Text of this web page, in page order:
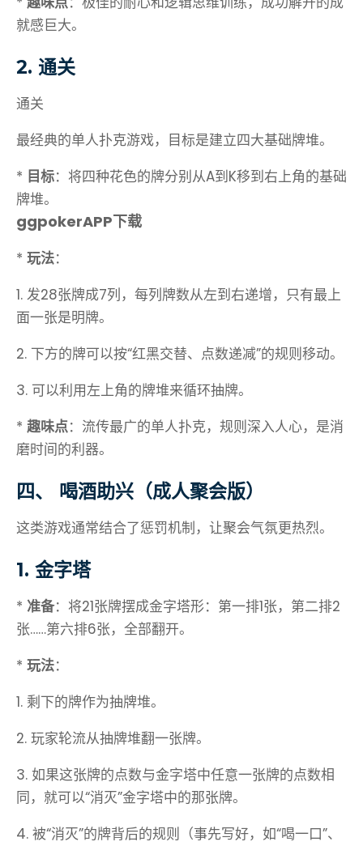
就感巨大。
2. 通关
通关
最经典的单人扑克游戏，目标是建立四大基础牌堆。
* 目标：将四种花色的牌分别从A到K移到右上角的基础
牌堆。
ggpokerAPP下载
* 玩法：
1. 发28张牌成7列，每列牌数从左到右递增，只有最上
面一张是明牌。
2. 下方的牌可以按“红黑交替、点数递减”的规则移动。
3. 可以利用左上角的牌堆来循环抽牌。
* 趣味点：流传最广的单人扑克，规则深入人心，是消
磨时间的利器。
四、 喝酒助兴（成人聚会版）
这类游戏通常结合了惩罚机制，让聚会气氛更热烈。
1. 金字塔
* 准备：将21张牌摆成金字塔形：第一排1张，第二排2
张……第六排6张，全部翻开。
* 玩法：
1. 剩下的牌作为抽牌堆。
2. 玩家轮流从抽牌堆翻一张牌。
3. 如果这张牌的点数与金字塔中任意一张牌的点数相
同，就可以“消灭”金字塔中的那张牌。
4. 被“消灭”的牌背后的规则（事先写好，如“喝一口”、